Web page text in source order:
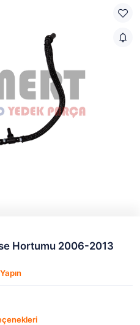
Hortumu 2006-2013